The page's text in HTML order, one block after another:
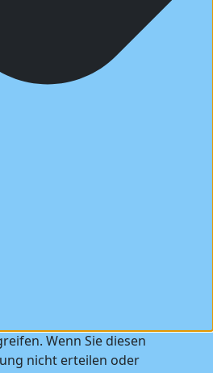
Wenn Sie diesen
nicht erteilen oder